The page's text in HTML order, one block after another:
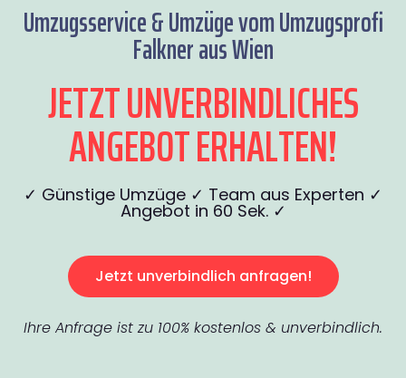
Umzugsservice & Umzüge vom Umzugsprofi
Falkner aus Wien
JETZT UNVERBINDLICHES
ANGEBOT ERHALTEN!
✓ Günstige Umzüge ✓ Team aus Experten ✓
Angebot in 60 Sek. ✓
Jetzt unverbindlich anfragen!
Ihre Anfrage ist zu 100% kostenlos & unverbindlich.